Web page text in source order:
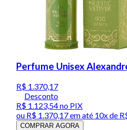
Perfume Unisex
R$ 1.370,17
Desconto
R$ 1.123,54no PIX
ou R$ 1.370,17em até 10x de
COMPRAR AGORA